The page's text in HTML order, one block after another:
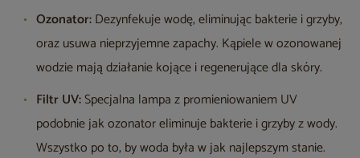
Ozonator:Dezynfekuje wodę, eliminując bakterie i grzyby,
oraz usuwa nieprzyjemne zapachy. Kąpiele w ozonowanej
wodzie mają działanie kojące i regenerujące dla skóry.
Filtr UV:Specjalna lampa z promieniowaniem UV
podobnie jak ozonator eliminuje bakterie i grzyby z wody.
Wszystko po to, by woda była w jak najlepszym stanie.